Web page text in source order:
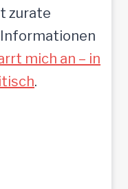
zurate
mich an – in
.